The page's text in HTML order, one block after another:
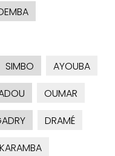
SIMBO
AYOUBA
OUMAR
DRAMÉ